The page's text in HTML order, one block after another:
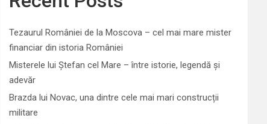
Tezaurul României de la Moscova – cel mai mare mister
financiar din istoria României
Misterele lui Ștefan cel Mare – între istorie, legendă și
adevăr
Brazda lui Novac, una dintre cele mai mari construcții
militare